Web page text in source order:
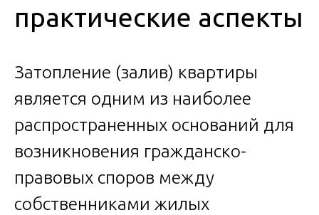
практические аспекты
Затопление (залив) квартиры
является одним из наиболее
распространенных оснований для
возникновения гражданско-
правовых споров между
собственниками жилых